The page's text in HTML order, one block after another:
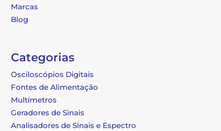
Marcas
Blog
Categorias
Osciloscópios Digitais
Fontes de Alimentação
Multímetros
Geradores de Sinais
Analisadores de Sinais e Espectro